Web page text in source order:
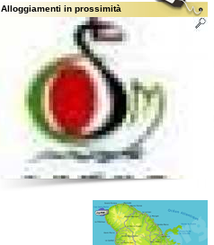
Alloggiamenti in prossimità